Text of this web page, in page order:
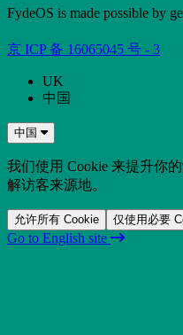
FydeOS is made possible by
京 ICP 备 16065045 号 - 3
UK
中国
中国
我们使用 Cookie 来提升你
解访客来源地。
允许所有 Cookie 仅使用必要
Go to English site